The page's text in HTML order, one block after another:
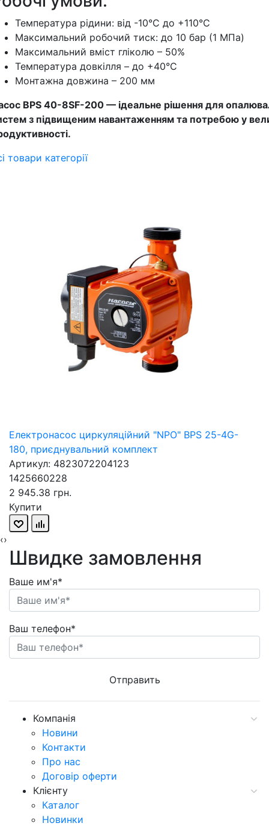
Температура рідини: від -10°C до +110°C
Максимальний робочий тиск: до 10 бар (1 МПа)
Максимальний вміст гліколю – 50%
Температура довкілля – до +40°C
Монтажна довжина – 200 мм
BPS 40-8SF-200 — ідеальне рішення для
з підвищеним навантаженням та потребою у
товари категорії
Електронасос циркуляційний "NPO" BPS 25-4G-
180, приєднувальний комплект
Артикул: 4823072204123
1425660228
2 945.38 грн.
Купити
‹›
Швидке замовлення
Ваше им'я*
Ваш телефон*
Компанія
Новини
Контакти
Про нас
Договір оферти
Клієнту
Каталог
Новинки